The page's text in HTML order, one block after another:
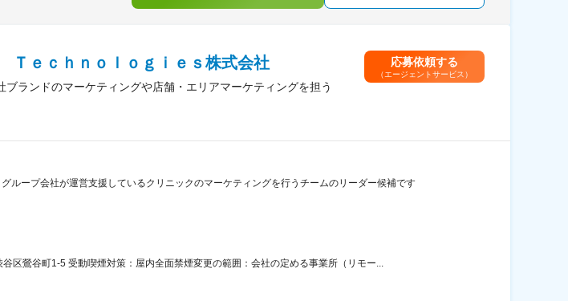
Ｔｅｃｈｎｏｌｏｇｉｅｓ株式会社
ランドのマーケティングや店舗・エリアマーケティングを担う
応募依頼する
（エージェントサービス）
ループ会社が運営支援しているクリニックのマーケティングを行うチームのリーダー候補です
区鶯谷町1-5 受動喫煙対策：屋内全面禁煙変更の範囲：会社の定める事業所（リモー...